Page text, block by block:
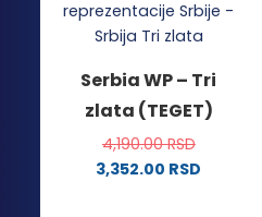
Serbia WP – Tri
zlata (TEGET)
4,190.00RSD
3,352.00 RSD